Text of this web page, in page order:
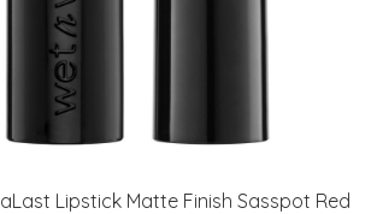
Lipstick Matte Finish Sasspot Red